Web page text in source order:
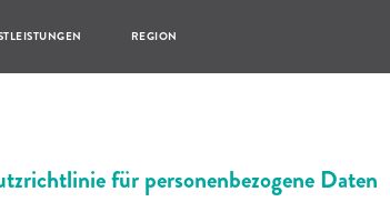
REGION
für personenbezogene Daten